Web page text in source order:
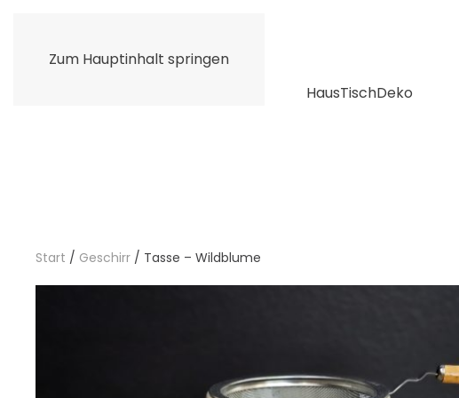
Zum Hauptinhalt springen
HausTischDeko
Start / Geschirr / Tasse – Wildblume